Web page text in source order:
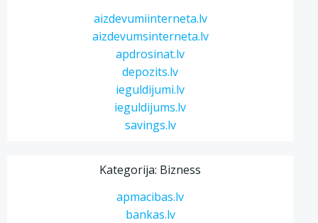
aizdevumiinterneta.lv
aizdevumsinterneta.lv
apdrosinat.lv
depozits.lv
ieguldijumi.lv
ieguldijums.lv
savings.lv
Kategorija: Bizness
apmacibas.lv
bankas.lv